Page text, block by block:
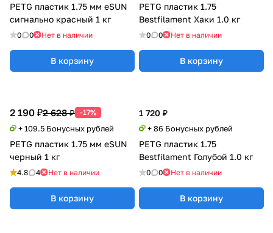
PETG пластик 1.75 мм eSUN
сигнально красный 1 кг
0 0 Нет в наличии
В корзину
PETG пластик 1.75
Bestfilament Хаки 1.0 кг
0 0 Нет в наличии
В корзину
2 190 ₽2 628 ₽ -17%
+ 109.5 Бонусных рублей
PETG пластик 1.75 мм eSUN
черный 1 кг
4.8 4 Нет в наличии
В корзину
1 720 ₽
+ 86 Бонусных рублей
PETG пластик 1.75
Bestfilament Голубой 1.0 кг
0 0 Нет в наличии
В корзину